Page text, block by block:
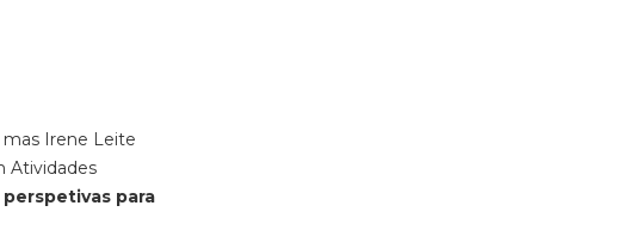
mas Irene Leite
Atividades
para